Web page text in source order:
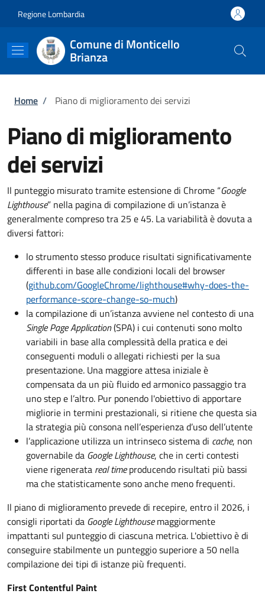
Regione Lombardia
Comune di Monticello
Brianza
Briciole di pane
Home / Piano di miglioramento dei servizi
Piano di miglioramento
dei servizi
Il punteggio misurato tramite estensione di Chrome “Google
Lighthouse” nella pagina di compilazione di un’istanza è
generalmente compreso tra 25 e 45. La variabilità è dovuta a
diversi fattori:
lo strumento stesso produce risultati significativamente
differenti in base alle condizioni locali del browser
(github.com/GoogleChrome/lighthouse#why-does-the-
performance-score-change-so-much)
la compilazione di un’istanza avviene nel contesto di una
Single Page Application(SPA) i cui contenuti sono molto
variabili in base alla complessità della pratica e dei
conseguenti moduli o allegati richiesti per la sua
presentazione. Una maggiore attesa iniziale è
compensata da un più fluido ed armonico passaggio tra
uno step e l’altro. Pur ponendo l'obiettivo di apportare
migliorie in termini prestazionali, si ritiene che questa sia
la strategia più consona nell’esperienza d’uso dell’utente
l’applicazione utilizza un intrinseco sistema di cache, non
governabile da Google Lighthouse, che in certi contesti
viene rigenerata real timeproducendo risultati più bassi
ma che statisticamente sono anche meno frequenti.
Il piano di miglioramento prevede di recepire, entro il 2026, i
consigli riportati da Google Lighthousemaggiormente
impattanti sul punteggio di ciascuna metrica. L'obiettivo è di
conseguire stabilmente un punteggio superiore a 50 nella
compilazione dei tipi di istanze più frequenti.
First Contentful Paint